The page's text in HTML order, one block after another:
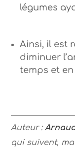
légumes
Ainsi, il est
diminuer
temps et
Auteur :
qui suivent,